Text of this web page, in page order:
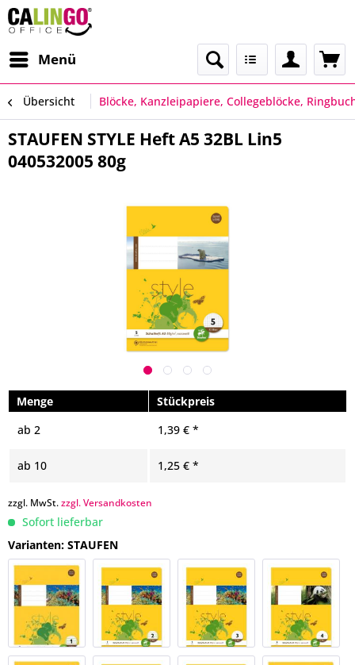
Menü
Übersicht Blöcke, Kanzleipapiere, Collegeblöcke,
STAUFEN STYLE Heft A5 32BL Lin5
040532005 80g
Menge
Stückpreis
ab 2 1,39 € *
ab 10 1,25 € *
zzgl. MwSt.zzgl. Versandkosten
Sofort lieferbar
Varianten: STAUFEN